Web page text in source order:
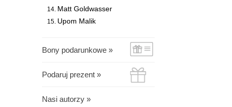
Matt Goldwasser
Upom Malik
Bony podarunkowe »
Podaruj prezent »
Nasi autorzy »